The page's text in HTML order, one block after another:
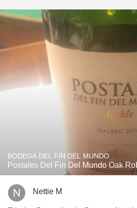
BODEGA DEL FIN DEL MUNDO
Postales Del Fin Del Mundo Oak
Nettie M